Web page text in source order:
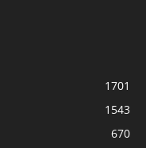
1701
1543
670